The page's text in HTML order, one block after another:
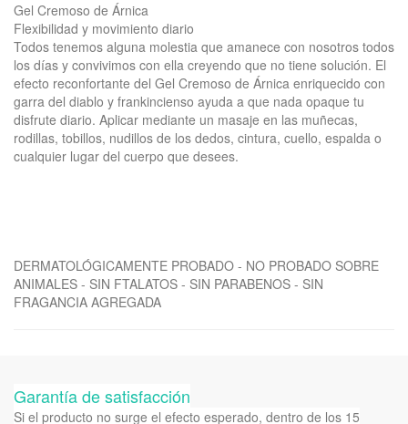
Gel Cremoso de Árnica
Flexibilidad y movimiento diario
Todos tenemos alguna molestia que amanece con nosotros todos
los días y convivimos con ella creyendo que no tiene solución. El
efecto reconfortante del Gel Cremoso de Árnica enriquecido con
garra del diablo y frankincienso ayuda a que nada opaque tu
disfrute diario. Aplicar mediante un masaje en las muñecas,
rodillas, tobillos, nudillos de los dedos, cintura, cuello, espalda o
cualquier lugar del cuerpo que desees.
DERMATOLÓGICAMENTE PROBADO - NO PROBADO SOBRE
ANIMALES - SIN FTALATOS - SIN PARABENOS - SIN
FRAGANCIA AGREGADA
Garantía de satisfacción
Si el producto no surge el efecto esperado, dentro de los 15